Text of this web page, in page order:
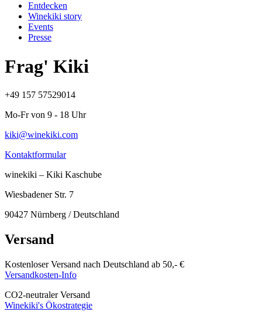
Entdecken
Winekiki story
Events
Presse
Frag' Kiki
+49 157 57529014
Mo-Fr von 9 - 18 Uhr
kiki@winekiki.com
Kontaktformular
winekiki – Kiki Kaschube
Wiesbadener Str. 7
90427 Nürnberg / Deutschland
Versand
Kostenloser Versand nach Deutschland ab 50,- €
Versandkosten-Info
CO2-neutraler Versand
Winekiki's Ökostrategie